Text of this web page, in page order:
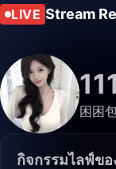
LIVE Stream
困困
กิจกรรมไลฟ์ขอ